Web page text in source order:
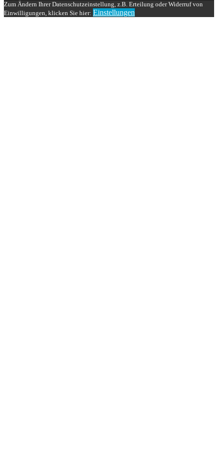
Zum Ändern Ihrer Datenschutzeinstellung, z.B. Erteilung oder Widerruf von
Einwilligungen, klicken Sie hier: Einstellungen